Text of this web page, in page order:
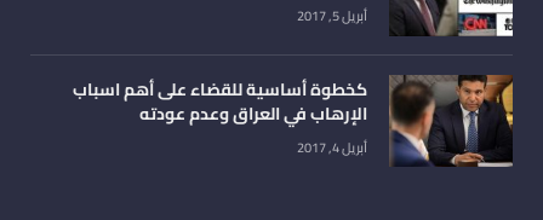
أبريل 5, 2017
كخطوة أساسية للقضاء على أهم اسباب
الإرهاب في العراق وعدم عودته
أبريل 4, 2017